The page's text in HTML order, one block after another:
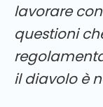
lavorare
questioni
il diavolo è